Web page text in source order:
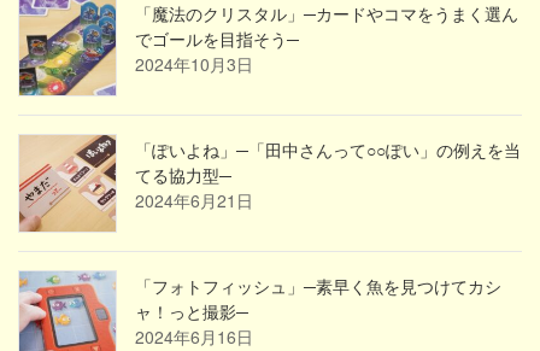
「魔法のクリスタル」─カードやコマをうまく選ん
でゴールを目指そう─
2024年10月3日
「ぽいよね」─「田中さんって○○ぽい」の例えを当
てる協力型─
2024年6月21日
「フォトフィッシュ」─素早く魚を見つけてカシ
ャ！っと撮影─
2024年6月16日